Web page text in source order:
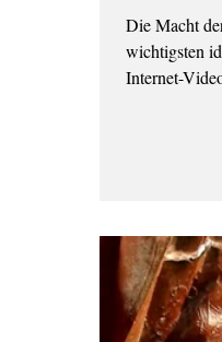
Die Macht
wichtigsten
Internet-